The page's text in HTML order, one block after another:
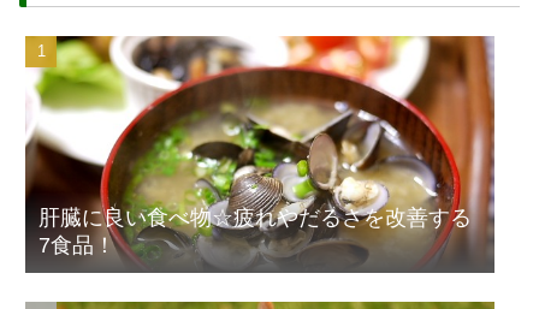
肝臓に良い食べ物☆疲れやだるさを改善する
7食品！